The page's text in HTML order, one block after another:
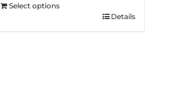
Select options
Details